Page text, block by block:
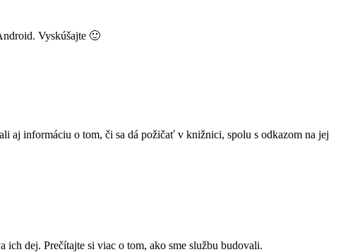
Vyskúšajte 🙂
aj informáciu o tom, či sa dá požičať v knižnici, spolu s odkazom na jej
dej. Prečítajte si viac o tom, ako sme službu budovali.